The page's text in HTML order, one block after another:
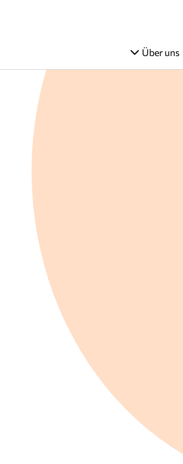
Über uns